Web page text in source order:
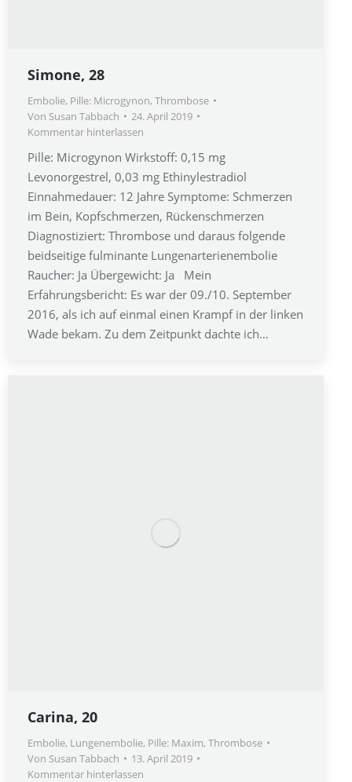
Simone, 28
Embolie, Pille: Microgynon, Thrombose
Von Susan Tabbach
24. April 2019
Kommentar hinterlassen
Pille: Microgynon Wirkstoff: 0,15 mg
Levonorgestrel, 0,03 mg Ethinylestradiol
Einnahmedauer: 12 Jahre Symptome: Schmerzen
im Bein, Kopfschmerzen, Rückenschmerzen
Diagnostiziert: Thrombose und daraus folgende
beidseitige fulminante Lungenarterienembolie
Raucher: Ja Übergewicht: Ja Mein
Erfahrungsbericht: Es war der 09./10. September
2016, als ich auf einmal einen Krampf in der linken
Wade bekam. Zu dem Zeitpunkt dachte ich…
Carina, 20
Embolie, Lungenembolie, Pille: Maxim, Thrombose
Von Susan Tabbach
13. April 2019
Kommentar hinterlassen